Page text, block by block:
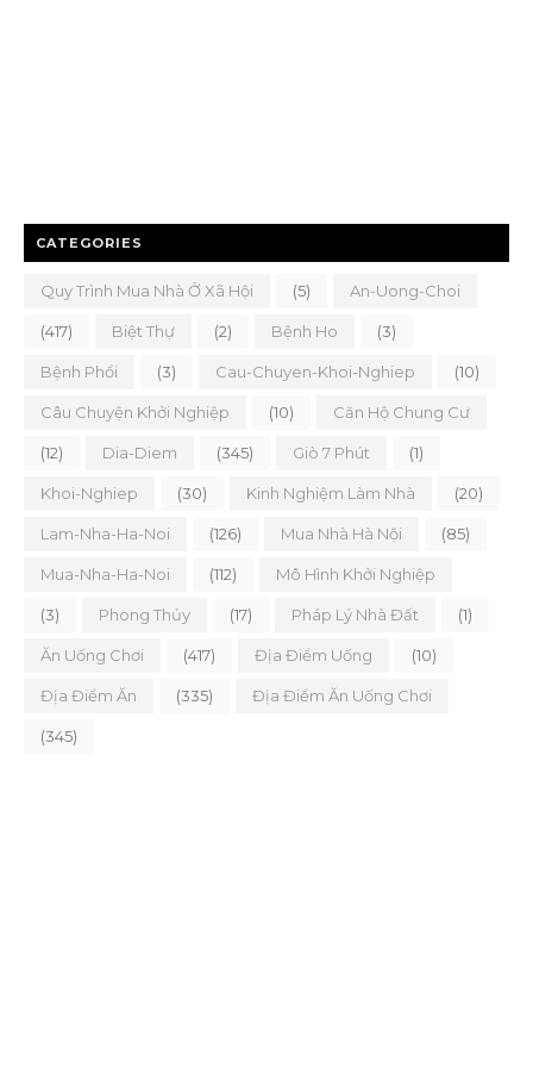
CATEGORIES
Quy Trình Mua Nhà Ở Xã Hội (5) An-Uong-Choi
(417) Biệt Thự (2) Bệnh Ho (3)
Bệnh Phổi (3) Cau-Chuyen-Khoi-Nghiep (10)
Câu Chuyện Khởi Nghiệp (10) Căn Hộ Chung Cư
(12) Dia-Diem (345) Giò 7 Phút (1)
Khoi-Nghiep (30) Kinh Nghiệm Làm Nhà (20)
Lam-Nha-Ha-Noi (126) Mua Nhà Hà Nội (85)
Mua-Nha-Ha-Noi (112) Mô Hình Khởi Nghiệp
(3) Phong Thủy (17) Pháp Lý Nhà Đất (1)
Ăn Uống Chơi (417) Địa Điểm Uống (10)
Địa Điểm Ăn (335) Địa Điểm Ăn Uống Chơi
(345)